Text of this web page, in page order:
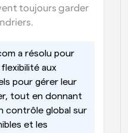
toujours garder
a résolu pour
aux
pour gérer leur
tout en donnant
contrôle global sur
et les